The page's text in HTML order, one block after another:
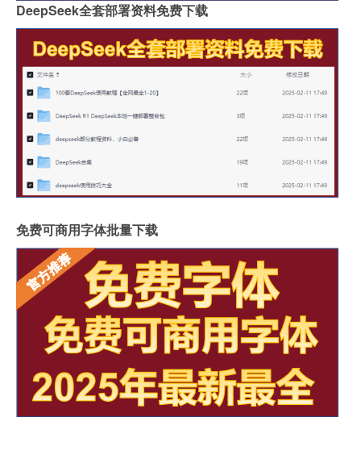
DeepSeek全套部署资料免费下载
免费可商用字体批量下载